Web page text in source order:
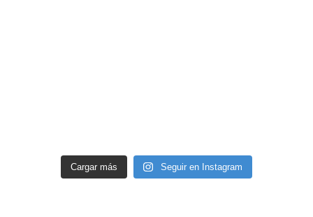
Cargar más Seguir en Instagram